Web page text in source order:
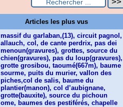
Articles les plus vus
massif du garlaban,(13), circuit pagnol,
allauch, col, de cante perdrix, pas dei
menoun(gravures), grottes, source du
chien(gravures), pas du loup(gravures),
grotte grosibou, taoumé(667m), baume
sourme, puits du murier, vallon des
piches,col de salis, baume du
plantier(manon), col d’aubignane,
grotte(bauxite), source du pichoun
ome, baumes des pestiférés, chapelle